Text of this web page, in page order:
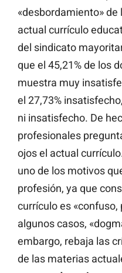
«desbordamiento»
actual currículo
del sindicato
que el 45,21% de los
muestra muy
el 27,73%
ni insatisfecho. De
profesionales
ojos el actual
uno de los motivos
profesión, ya que
currículo es «confuso,
algunos casos,
embargo, rebaja las
de las materias